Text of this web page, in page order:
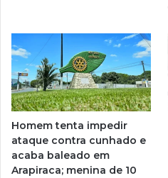
Homem tenta impedir
ataque contra cunhado e
acaba baleado em
Arapiraca; menina de 10